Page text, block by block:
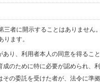
三者に開示することはありませ
ます。
り、利用者本人の同意を得ること
のために特に必要が認められ、
の委託を受けた者が、法令に準